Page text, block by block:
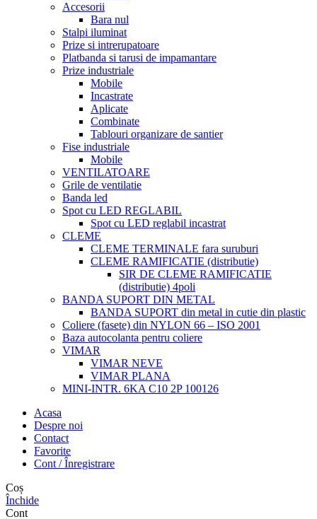
Accesorii
Bara nul
Stalpi iluminat
Prize si intrerupatoare
Platbanda si tarusi de impamantare
Prize industriale
Mobile
Incastrate
Aplicate
Combinate
Tablouri organizare de santier
Fise industriale
Mobile
VENTILATOARE
Grile de ventilatie
Banda led
Spot cu LED REGLABIL
Spot cu LED reglabil incastrat
CLEME
CLEME TERMINALE fara suruburi
CLEME RAMIFICATIE (distributie)
SIR DE CLEME RAMIFICATIE
(distributie) 4poli
BANDA SUPORT DIN METAL
BANDA SUPORT din metal in cutie din plastic
Coliere (fasete) din NYLON 66 – ISO 2001
Baza autocolanta pentru coliere
VIMAR
VIMAR NEVE
VIMAR PLANA
MINI-INTR. 6KA C10 2P 100126
Acasa
Despre noi
Contact
Favorite
Cont / Înregistrare
Coș
Închide
Cont